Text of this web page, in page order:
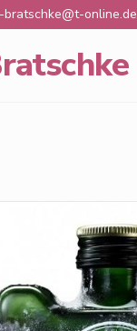
online.de